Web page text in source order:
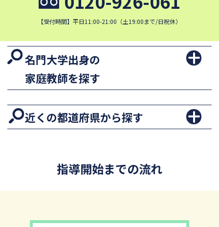
【受付時間】平日11:00-21:00（土19:00まで/日祝休）
名門大学出身の
家庭教師を探す
近くの都道府県から探す
指導開始までの流れ